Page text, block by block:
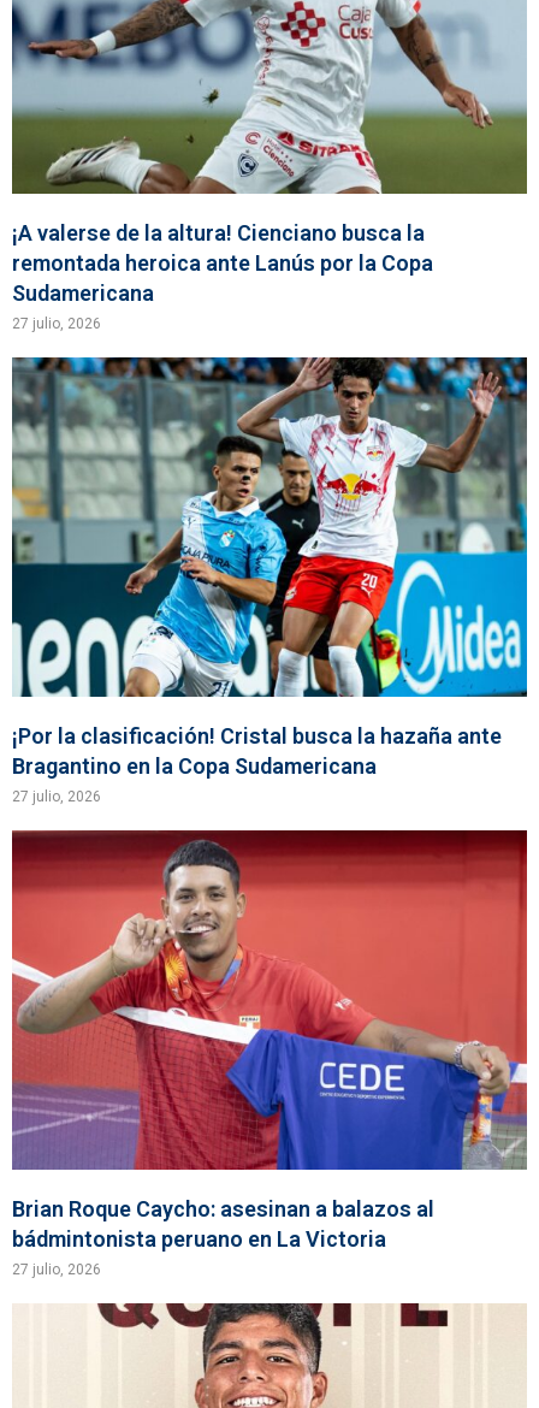
¡A valerse de la altura! Cienciano busca la
remontada heroica ante Lanús por la Copa
Sudamericana
27 julio, 2026
¡Por la clasificación! Cristal busca la hazaña ante
Bragantino en la Copa Sudamericana
27 julio, 2026
Brian Roque Caycho: asesinan a balazos al
bádmintonista peruano en La Victoria
27 julio, 2026